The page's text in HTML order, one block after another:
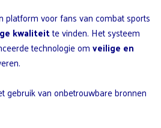
platform voor fans van combat sports
kwaliteitte vinden. Het systeem
technologie omveilige en
gebruik van onbetrouwbare bronnen